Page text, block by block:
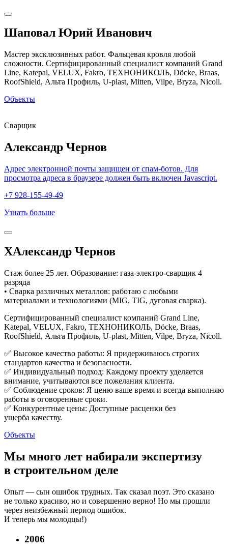
Шаповал Юрий Иванович
Мастер эксклюзивных работ. Фальцевая кровля любой
сложности. Сертифицированный специалист компаний Grand
Line, Katepal, VELUX, Fakro, ТЕХНОНИКОЛЬ, Döcke, Braas,
RoofShield, Альта Профиль, U-plast, Mitten, Vilpe, Bryza, Nicoll.
Объекты
Сварщик
Александр Чернов
Адрес электронной почты защищен от спам-ботов. Для
просмотра адреса в браузере должен быть включен Javascript.
+7 928-155-49-49
Узнать больше
ХАлександр Чернов
Стаж более 25 лет. Образование: газа-электро-сварщик 4
разряда
• Сварка различных металлов: работаю с любыми
материалами и технологиями (MIG, TIG, дуговая сварка).
Сертифицированный специалист компаний Grand Line,
Katepal, VELUX, Fakro, ТЕХНОНИКОЛЬ, Döcke, Braas,
RoofShield, Альта Профиль, U-plast, Mitten, Vilpe, Bryza, Nicoll.
✅ Высокое качество работы: Я придерживаюсь строгих
стандартов качества и безопасности.
✅ Индивидуальный подход: Каждому проекту уделяется
внимание, учитываются все пожелания клиента.
✅ Соблюдение сроков: Я ценю ваше время и всегда выполняю
работы в оговоренные сроки.
✅ Конкурентные цены: Доступные расценки без
ущерба качеству.
Объекты
Мы много лет набирали экспертизу
в строительном деле
Опыт — сын ошибок трудных. Так сказал поэт. Это сказано
не только красиво, но и совершенно верно! Но мы прошли
через неизбежный период ошибок.
И теперь мы молодцы!)
2006